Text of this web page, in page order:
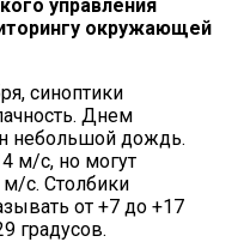
управления
окружающей
синоптики
Днем
небольшой дождь.
м/с, но могут
с. Столбики
от +7 до +17
градусов.